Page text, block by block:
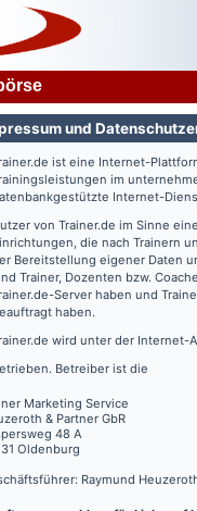
und
ist eine Internet-
im
Internet-
von Trainer.de im Sinne
die nach Trainern
Bereitstellung eigener Daten
Trainer, Dozenten bzw.
-Server haben und
haben.
wird unter der Internet-
Betreiber ist die
Marketing Service
& Partner GbR
48 A
Oldenburg
Raymund